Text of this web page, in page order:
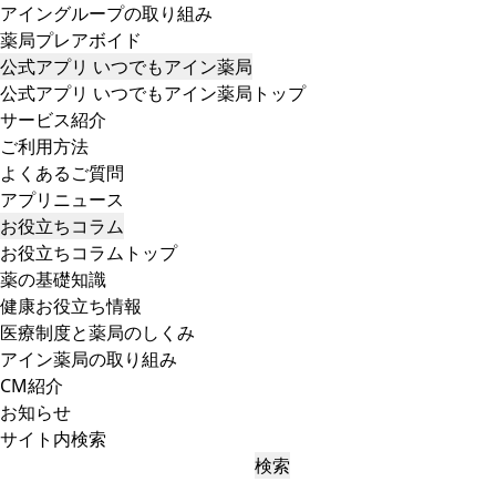
アイングループの取り組み
薬局プレアボイド
公式アプリ いつでもアイン薬局
公式アプリ いつでもアイン薬局トップ
サービス紹介
ご利用方法
よくあるご質問
アプリニュース
お役立ちコラム
お役立ちコラムトップ
薬の基礎知識
健康お役立ち情報
医療制度と薬局のしくみ
アイン薬局の取り組み
CM紹介
お知らせ
サイト内検索
検索